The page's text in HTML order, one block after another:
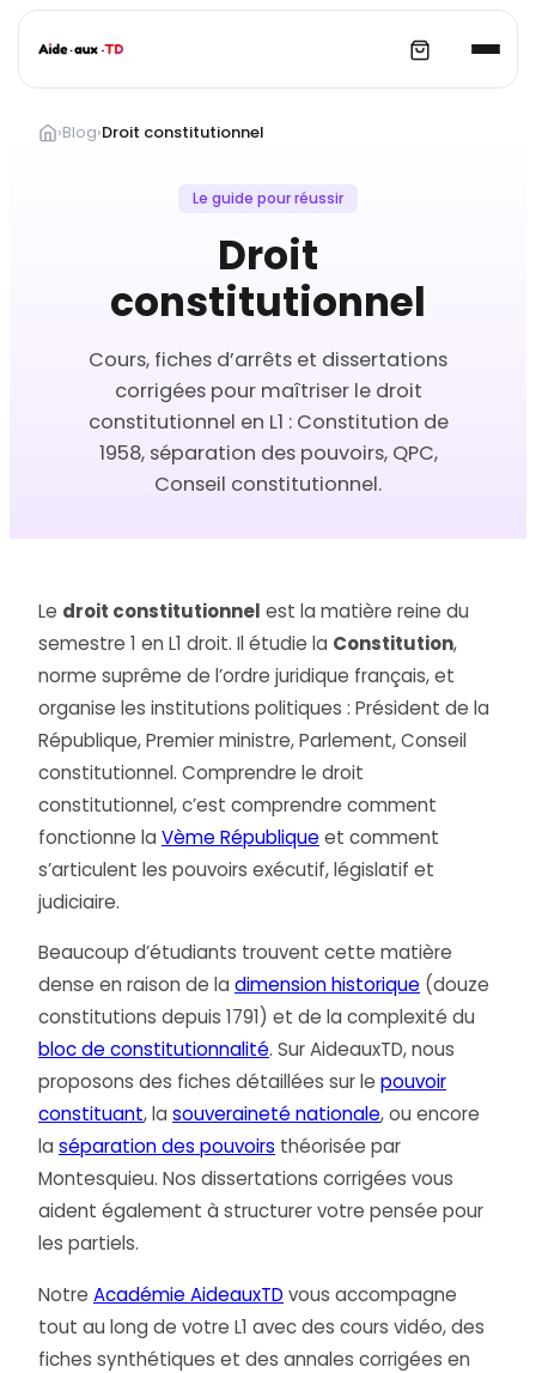
Aller
›Blog›Droit constitutionnel
Le guide pour réussir
Droit
constitutionnel
Cours, fiches d’arrêts et dissertations
corrigées pour maîtriser le droit
constitutionnel en L1 : Constitution de
1958, séparation des pouvoirs, QPC,
Conseil constitutionnel.
Le droit constitutionnel est la matière reine du
semestre 1 en L1 droit. Il étudie la Constitution,
norme suprême de l’ordre juridique français, et
organise les institutions politiques : Président de la
République, Premier ministre, Parlement, Conseil
constitutionnel. Comprendre le droit
constitutionnel, c’est comprendre comment
fonctionne la Vème République et comment
s’articulent les pouvoirs exécutif, législatif et
judiciaire.
Beaucoup d’étudiants trouvent cette matière
dense en raison de la dimension historique (douze
constitutions depuis 1791) et de la complexité du
bloc de constitutionnalité. Sur AideauxTD, nous
proposons des fiches détaillées sur le pouvoir
constituant, la souveraineté nationale, ou encore
la séparation des pouvoirs théorisée par
Montesquieu. Nos dissertations corrigées vous
aident également à structurer votre pensée pour
les partiels.
Notre Académie AideauxTD vous accompagne
tout au long de votre L1 avec des cours vidéo, des
fiches synthétiques et des annales corrigées en